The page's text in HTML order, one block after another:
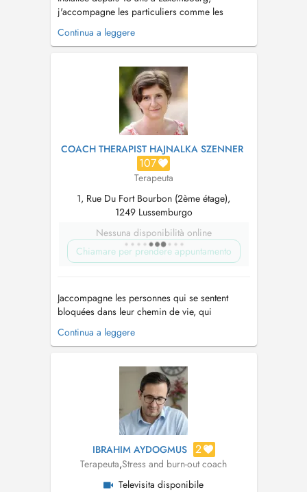
j'accompagne les particuliers comme les
professionnels dans leur développement, vers
la libération, le changement et le mieux-être.
psychopathologie, mon parcours s'est ensuite
ouvert aux RH appliquées à la psychologi...
Continua a leggere
COACH THERAPIST HAJNALKA SZENNER
107
Terapeuta
1, Rue Du Fort Bourbon (2ème étage),
1249 Lussemburgo
Nessuna disponibilità online
Chiamare per prendere appuntamento
Jaccompagne les personnes qui se sentent
bloquées dans leur chemin de vie, qui
rencontrent des difficultés dans la gestion de
leurs émotions et du stress, qui souffrent
traversent des problématiques professionnelles
ou relationnelles. Jaccompagne également
Continua a leggere
IBRAHIM AYDOGMUS 2
Terapeuta,Stress and burn-out coach
Televisita disponibile